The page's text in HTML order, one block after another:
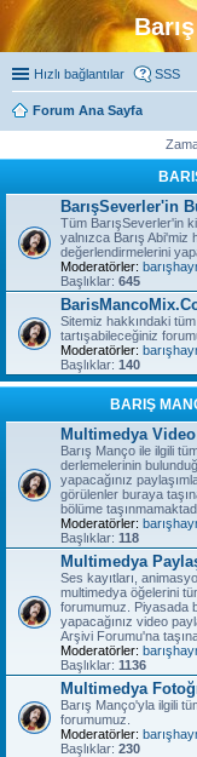
Hızlı bağlantılar SSS
Forum Ana Sayfa
BarışSeverler'in
Tüm BarışSeverler'in
yalnızca Barış
değerlendirmelerini
Moderatörler:
Başlıklar: 645
Sitemiz hakkındaki
tartışabileceğiniz
Moderatörler:
Başlıklar: 140
BARIŞ
Multimedya
Barış Manço ile ilgili
derlemelerinin
yapacağınız
görülenler buraya
bölüme
Moderatörler:
Başlıklar: 118
Multimedya
Ses kayıtları,
multimedya öğelerini
forumumuz. Piyasada
yapacağınız video
Arşivi Forumu'na
Moderatörler:
Başlıklar: 1136
Multimedya
Barış Manço'yla ilgili
forumumuz.
Moderatörler:
Başlıklar: 230